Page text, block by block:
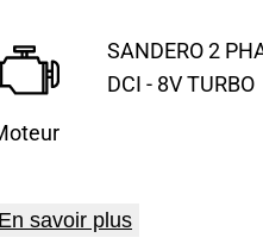
SANDERO 2
DCI - 8V TURBO
En savoir plus